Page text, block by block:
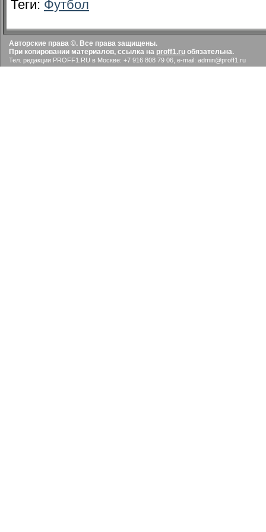
Теги: Футбол
Авторские права ©. Все права защищены.
При копировании материалов, ссылка на proff1.ru обязательна.
Тел. редакции PROFF1.RU в Москве: +7 916 808 79 06, e-mail: admin@proff1.ru